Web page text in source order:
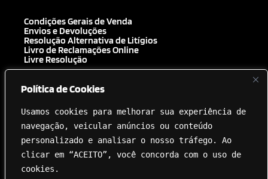
Política de Cookies
Usamos cookies para melhorar sua experiência de
navegação, veicular anúncios ou conteúdo
personalizado e analisar o nosso tráfego. Ao
clicar em “ACEITO”, você concorda com o uso de
cookies.
Condições Gerais de Venda
Envios e Devoluções
Resolução Alternativa de Litígios
Livro de Reclamações Online
Livre Resolução
Royal Carbon Creations Unipessoal, Lda. EN 125 Troto Km 95.5 8135-040
Almancil NIF 515237264
geral@innovation.com.pt